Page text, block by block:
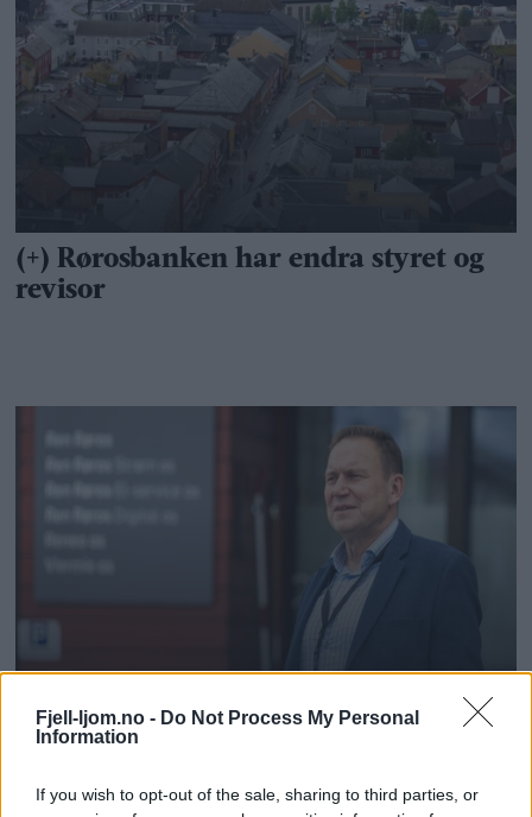
Fjell-ljom.no - Do Not Process My Personal
Information
If you wish to opt-out of the sale, sharing to third parties, or